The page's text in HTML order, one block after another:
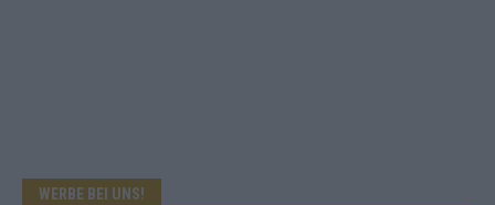
WERBE BEI UNS!